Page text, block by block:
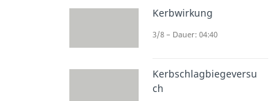
Kerbwirkung
3/8 – Dauer: 04:40
Kerbschlagbiegeversu
ch